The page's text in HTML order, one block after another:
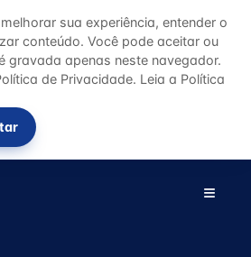
sua experiência, entender o
conteúdo. Você pode aceitar ou
gravada apenas neste navegador.
de Privacidade. Leia a Política
≡